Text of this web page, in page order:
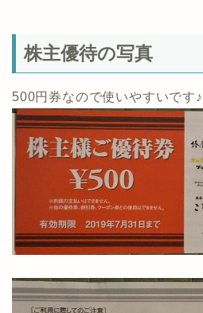
株主優待の写真
500円券なので使いやすいです♪